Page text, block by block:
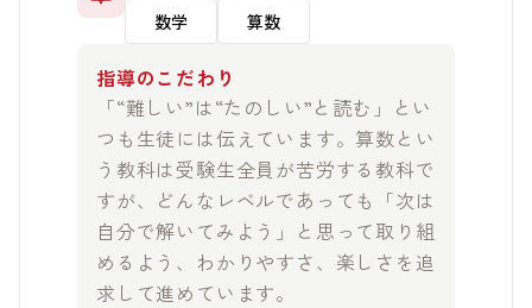
数学 算数
指導のこだわり
「“難しい”は“たのしい”と読む」とい
つも生徒には伝えています。算数とい
う教科は受験生全員が苦労する教科で
すが、どんなレベルであっても「次は
自分で解いてみよう」と思って取り組
めるよう、わかりやすさ、楽しさを追
求して進めています。